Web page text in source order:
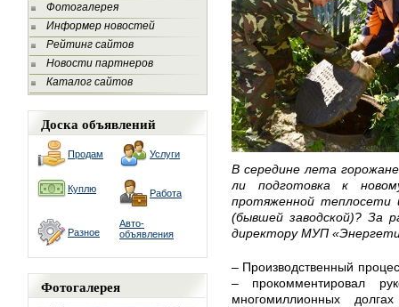
Фотогалерея
Информер новостей
Рейтинг сайтов
Новости партнеров
Каталог сайтов
Доска объявлений
Продам Услуги
Куплю Работа
Разное
Авто-
объявления
Фотогалерея
В середине лета
ли подготовка к
протяженной теплосети
(бывшей заводской)? За
директору МУП
– Производственный
– прокомментировал
многомиллионных